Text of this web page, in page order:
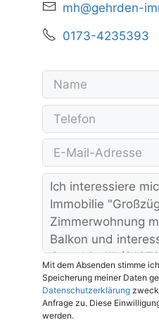
mh@gehrden-
0173-4235393
Mit dem Absenden stimme
Speicherung meiner Daten
Datenschutzerklärung
Anfrage zu. Diese
werden.